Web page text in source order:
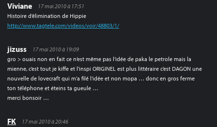
Viviane
17 mai 2010 à 17:51
Histoire d’élimination de Hippie
http://www.tagtele.com/videos/voir/48803/1/
jizuss
17 mai 2010 à 19:09
gro > ouais non en fait ce n’est même pas l’idée de paka le petrole mais la
mienne, c’est tout je kiffe et l’inspi ORIGINEL est plus littéraire c’est DAGON une
nouvelle de lovecraft qui m’a filé l’idée et non mopa … donc en gros ferme
ton téléphone et éteins ta gueule …
merci bonsoir …
FK
17 mai 2010 à 20:46